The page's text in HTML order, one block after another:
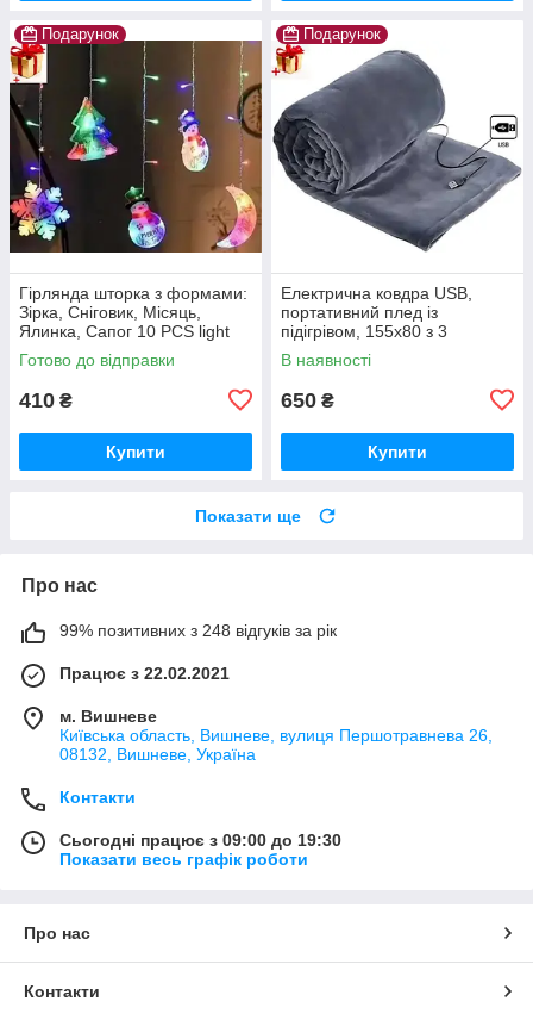
Подарунок
Гірлянда шторка з формами:
Зірка, Сніговик, Місяць,
Ялинка, Сапог 10 PCS light
Кольорова гірлянда-штора
Готово до відправки
410 ₴
Купити
Подарунок
Електрична ковдра USB,
портативний плед із
підігрівом, 155x80 з 3
режимами нагрівання
Електроковдра із застібкою
В наявності
650 ₴
Купити
Показати ще
Про нас
99% позитивних з 248 відгуків за рік
Працює з 22.02.2021
м. Вишневе
Київська область, Вишневе, вулиця Першотравнева 26,
08132, Вишневе, Україна
Контакти
Сьогодні працює з 09:00 до 19:30
Показати весь графік роботи
Про нас
Контакти